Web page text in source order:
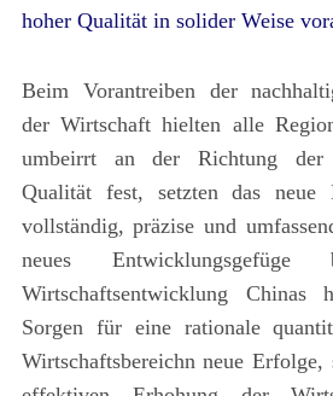
hoher Qualität in solider Weise
Beim Vorantreiben der
der Wirtschaft hielten alle
umbeirrt an der Richtung der
Qualität fest, setzten das neue
vollständig, präzise und
neues Entwicklungsgefüge
Wirtschaftsentwicklung
Sorgen für eine rationale
Wirtschaftsbereichn neue Erfolge,